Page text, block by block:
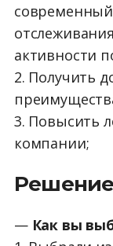
активности
2. Получить
3. Повысить
компании;
Решение
— Как вы